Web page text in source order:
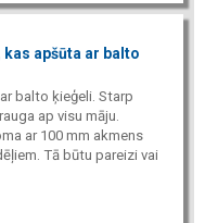
kas apšūta ar balto
balto ķieģeli. Starp
ap visu māju.
ar 100 mm akmens
Tā būtu pareizi vai